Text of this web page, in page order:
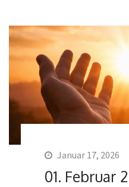
Januar 17, 2026
01. Februar